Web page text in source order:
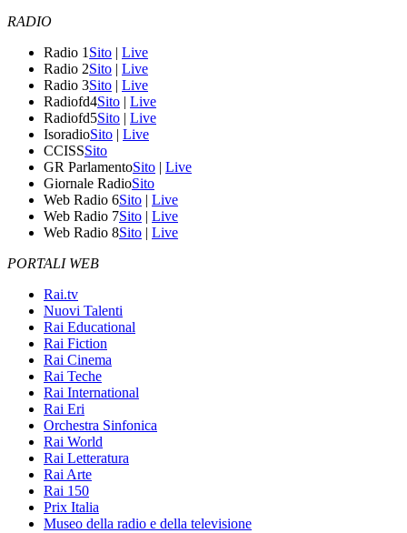
RADIO
Radio 1 Sito | Live
Radio 2Sito | Live
Radio 3Sito | Live
Radiofd4Sito | Live
Radiofd5Sito | Live
IsoradioSito | Live
CCISSSito
GR ParlamentoSito | Live
Giornale RadioSito
Web Radio 6Sito | Live
Web Radio 7Sito | Live
Web Radio 8Sito | Live
PORTALI WEB
Rai.tv
Nuovi Talenti
Rai Educational
Rai Fiction
Rai Cinema
Rai Teche
Rai International
Rai Eri
Orchestra Sinfonica
Rai World
Rai Letteratura
Rai Arte
Rai 150
Prix Italia
Museo della radio e della televisione